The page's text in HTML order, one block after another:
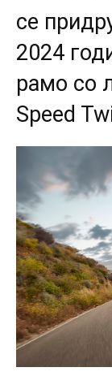
се
2024
рамо со
Speed